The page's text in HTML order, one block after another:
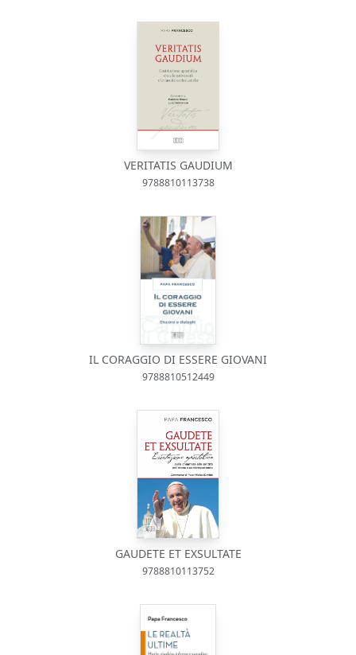
VERITATIS GAUDIUM
9788810113738
IL CORAGGIO DI ESSERE GIOVANI
9788810512449
GAUDETE ET EXSULTATE
9788810113752